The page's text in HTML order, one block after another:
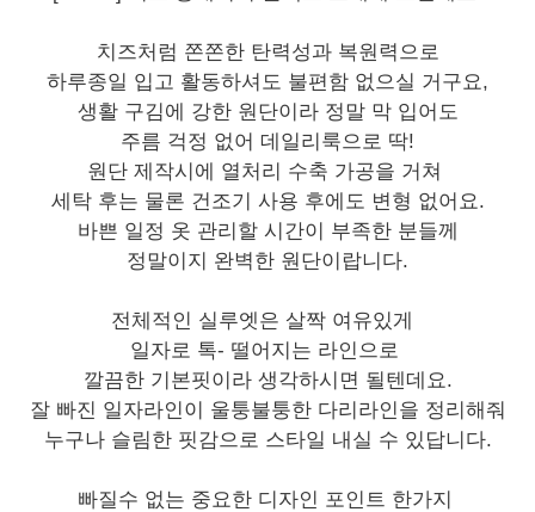
치즈처럼 쫀쫀한 탄력성과 복원력으로
하루종일 입고 활동하셔도 불편함 없으실 거구요,
생활 구김에 강한 원단이라 정말 막 입어도
주름 걱정 없어 데일리룩으로 딱!
원단 제작시에 열처리 수축 가공을 거쳐
세탁 후는 물론 건조기 사용 후에도 변형 없어요.
바쁜 일정 옷 관리할 시간이 부족한 분들께
정말이지 완벽한 원단이랍니다.
전체적인 실루엣은 살짝 여유있게
일자로 톡- 떨어지는 라인으로
깔끔한 기본핏이라 생각하시면 될텐데요.
잘 빠진 일자라인이 울퉁불퉁한 다리라인을 정리해줘
누구나 슬림한 핏감으로 스타일 내실 수 있답니다.
빠질수 없는 중요한 디자인 포인트 한가지